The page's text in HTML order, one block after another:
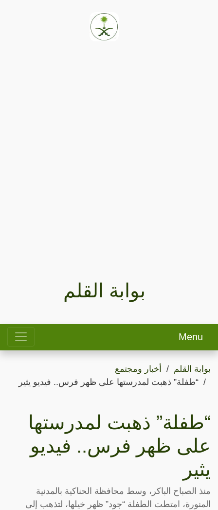
بوابة القلم
Menu
بوابة القلم
أخبار ومجتمع
“طفلة” ذهبت لمدرستها على ظهر فرس.. فيديو يثير
“طفلة” ذهبت لمدرستها
على ظهر فرس.. فيديو
يثير
منذ الصباح الباكر، وسط محافظة الحناكية بالمدنية
المنورة، امتطت الطفلة “جود” ظهر خيلها، لتذهب إلى